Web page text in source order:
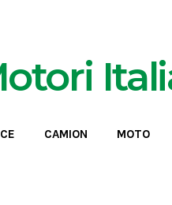
CAMION MOTO